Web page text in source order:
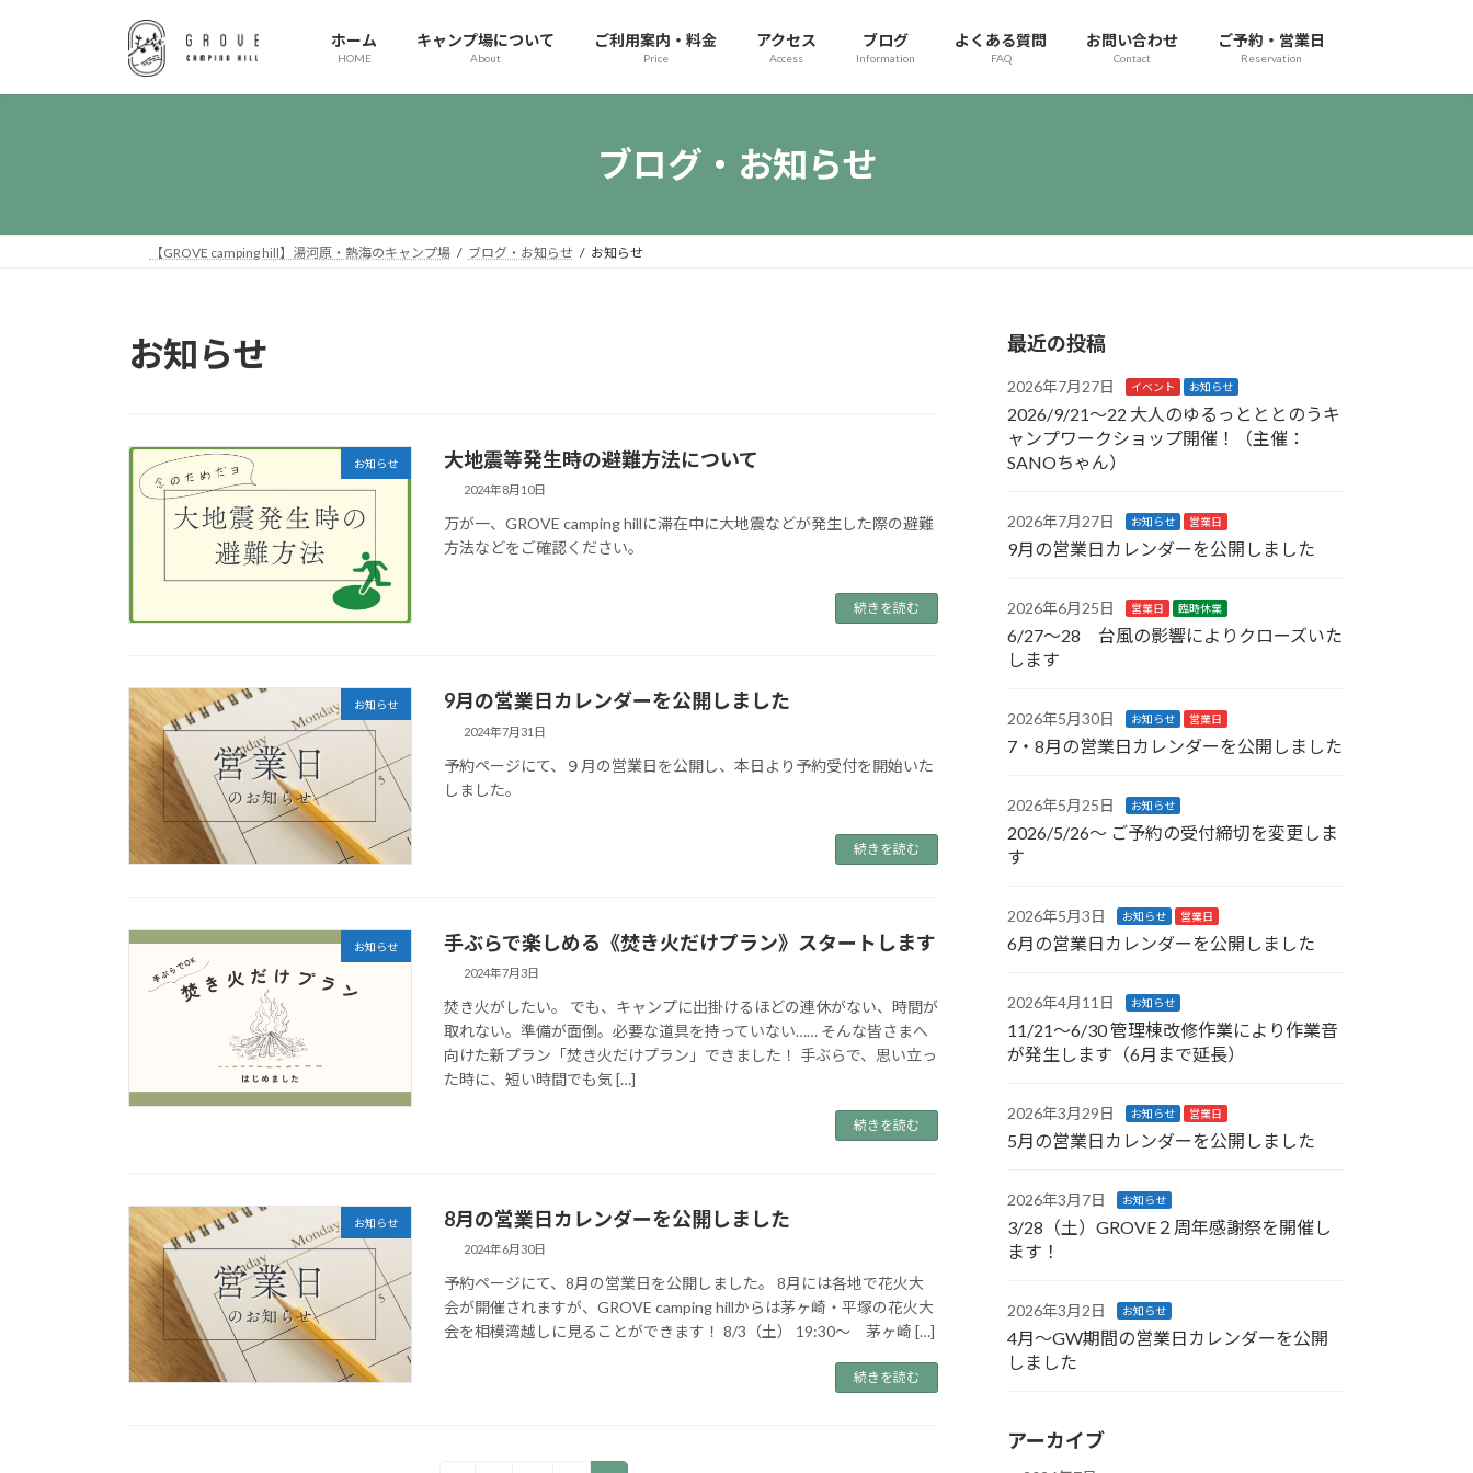
ン
ー
ホーム
HOME
キャンプ場について
About
ご利用案内・料金
Price
アクセス
Access
ブログ
Information
よくある質問
FAQ
お問い合わせ
Contact
ご予約・営業日
Reservation
ブログ・お知らせ
【GROVE camping hill】湯河原・熱海のキャンプ場 ブログ・お知らせ お知らせ
お知らせ
お知らせ 大地震等発生時の避難方法について
2024年8月10日
万が一、GROVE camping hillに滞在中に大地震などが発生した際の避難
方法などをご確認ください。
続きを読む
お知らせ 9月の営業日カレンダーを公開しました
2024年7月31日
予約ページにて、９月の営業日を公開し、本日より予約受付を開始いた
しました。
続きを読む
お知らせ 手ぶらで楽しめる《焚き火だけプラン》スタートします
2024年7月3日
焚き火がしたい。 でも、キャンプに出掛けるほどの連休がない、時間が
取れない。準備が面倒。必要な道具を持っていない…… そんな皆さまへ
向けた新プラン「焚き火だけプラン」できました！ 手ぶらで、思い立っ
た時に、短い時間でも気 […]
続きを読む
お知らせ 8月の営業日カレンダーを公開しました
2024年6月30日
予約ページにて、8月の営業日を公開しました。 8月には各地で花火大
会が開催されますが、GROVE camping hillからは茅ヶ崎・平塚の花火大
会を相模湾越しに見ることができます！ 8/3（土） 19:30〜 茅ヶ崎 […]
続きを読む
最近の投稿
2026年7月27日 イベント お知らせ
2026/9/21〜22 大人のゆるっとととのうキ
ャンプワークショップ開催！（主催：
SANOちゃん）
2026年7月27日 お知らせ 営業日
9月の営業日カレンダーを公開しました
2026年6月25日 営業日 臨時休業
6/27〜28 台風の影響によりクローズいた
します
2026年5月30日 お知らせ 営業日
7・8月の営業日カレンダーを公開しました
2026年5月25日 お知らせ
2026/5/26〜 ご予約の受付締切を変更しま
す
2026年5月3日 お知らせ 営業日
6月の営業日カレンダーを公開しました
2026年4月11日 お知らせ
11/21〜6/30 管理棟改修作業により作業音
が発生します（6月まで延長）
2026年3月29日 お知らせ 営業日
5月の営業日カレンダーを公開しました
2026年3月7日 お知らせ
3/28（土）GROVE２周年感謝祭を開催し
ます！
2026年3月2日 お知らせ
4月〜GW期間の営業日カレンダーを公開
しました
アーカイブ